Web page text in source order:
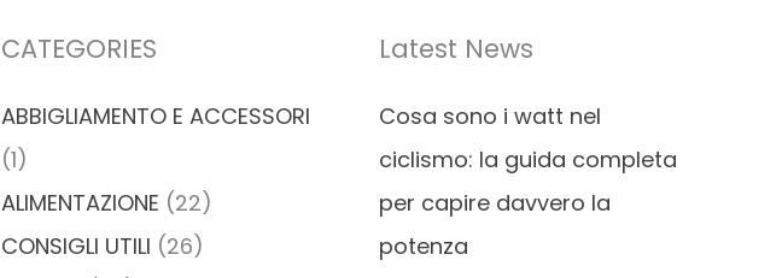
CATEGORIES
ABBIGLIAMENTO E ACCESSORI
(1)
ALIMENTAZIONE (22)
CONSIGLI UTILI (26)
Latest News
Cosa sono i watt nel
ciclismo: la guida completa
per capire davvero la
potenza